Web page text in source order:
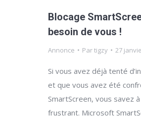
Blocage
besoin de vous !
Annonce Partigzy 27
Si vous avez déjà tenté
et que vous avez été
SmartScreen, vous savez
frustrant. Microsoft